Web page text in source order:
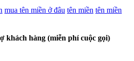
mua tên miền ở đâu tên miền tên miền
khách hàng (miễn phí cuộc gọi)